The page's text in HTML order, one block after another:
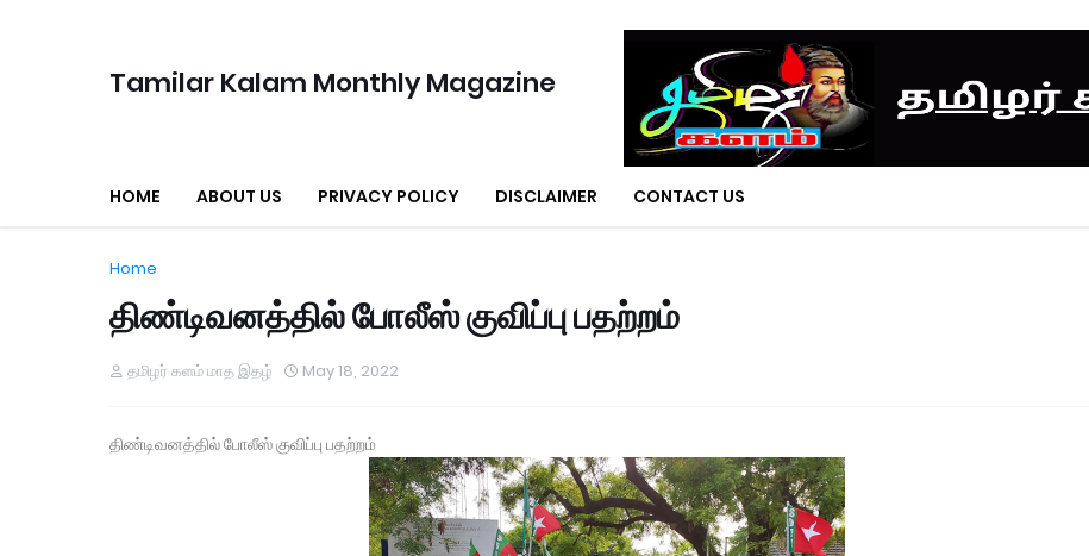
Tamilar Kalam Monthly Magazine
HOME ABOUT US PRIVACY POLICY DISCLAIMER CONTACT US
Home
திண்டிவனத்தில் போலீஸ் குவிப்பு பதற்றம்
தமிழர் களம் மாத இதழ் May 18, 2022
திண்டிவனத்தில் போலீஸ் குவிப்பு பதற்றம்